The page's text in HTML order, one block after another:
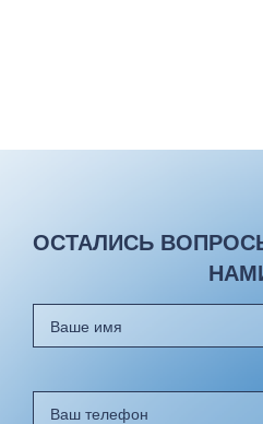
ОСТАЛИСЬ